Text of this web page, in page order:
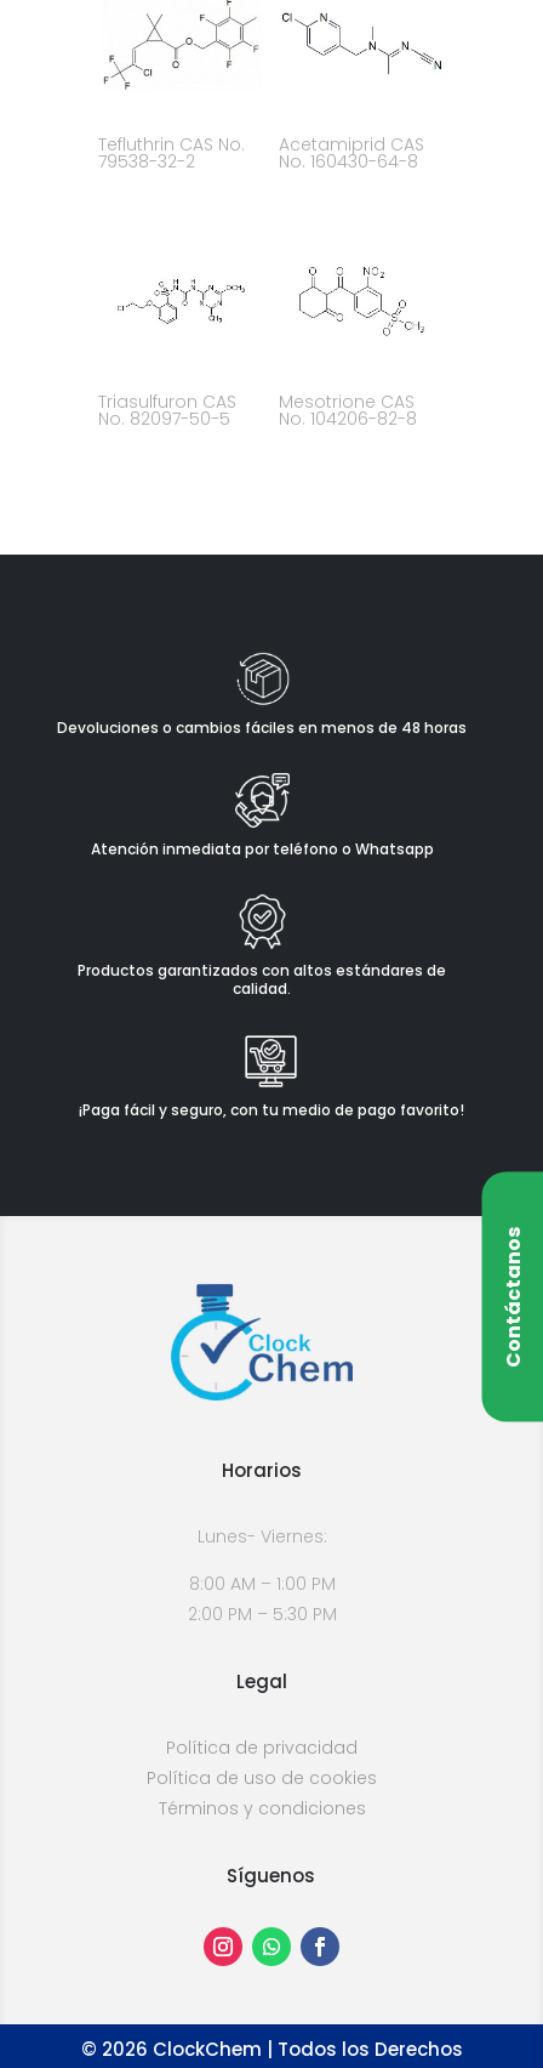
Tefluthrin CAS No.
79538-32-2
Acetamiprid CAS
No. 160430-64-8
Triasulfuron CAS
No. 82097-50-5
Mesotrione CAS
No. 104206-82-8
Devoluciones o cambios fáciles en menos de 48 horas
Atención inmediata por teléfono o Whatsapp
Productos garantizados con altos estándares de
calidad.
¡Paga fácil y seguro, con tu medio de pago favorito!
Contáctanos
Horarios
Lunes- Viernes:
8:00 AM – 1:00 PM
2:00 PM – 5:30 PM
Legal
Política de privacidad
Política de uso de cookies
Términos y condiciones
Síguenos
© 2026 ClockChem | Todos los Derechos